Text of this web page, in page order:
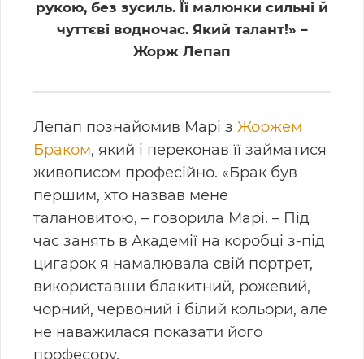
рукою, без зусиль. Її малюнки сильні й
чуттєві водночас. Який талант!» –
Жорж Лепап
Лепап познайомив Марі з Жоржем
Браком, який і переконав її займатися
живописом професійно. «Брак був
першим, хто назвав мене
талановитою, – говорила Марі. – Під
час занять в Академії на коробці з-під
цигарок я намалювала свій портрет,
використавши блакитний, рожевий,
чорний, червоний і білий кольори, але
не наважилася показати його
професору.